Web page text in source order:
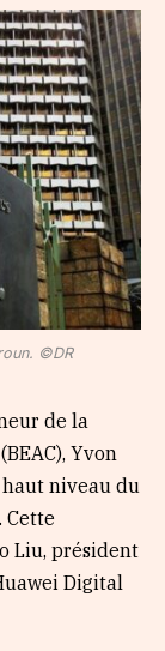
©DR
de la
Yvon
niveau du
Cette
Liu, président
Digital